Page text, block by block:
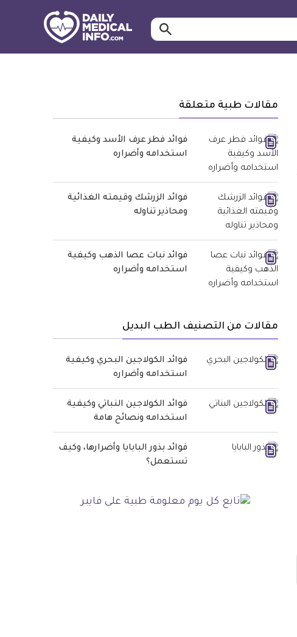
ابحث…
مقالات طبية متعلقة
فوائد فطر عرف الأسد وكيفية
استخدامه وأضراره
فوائد الزرشك وقيمته الغذائية
ومحاذير تناوله
فوائد نبات عصا الذهب وكيفية
استخدامه وأضراره
مقالات من التصنيف الطب البديل
فوائد الكولاجين البحري وكيفية
استخدامه وأضراره
فوائد الكولاجين النباتي وكيفية
استخدامه ونصائح هامة
فوائد بذور البابايا وأضرارها، وكيف
تستعمل؟